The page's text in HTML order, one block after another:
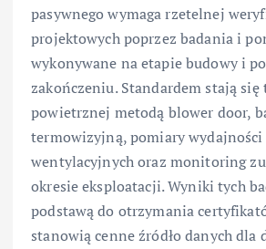
pasywnego wymaga rzetelnej
projektowych poprzez badania i
wykonywane na etapie budowy i
zakończeniu. Standardem stają się
powietrznej metodą blower door,
termowizyjną, pomiary wydajności
wentylacyjnych oraz monitoring
okresie eksploatacji. Wyniki tych
podstawą do otrzymania
stanowią cenne źródło danych dla